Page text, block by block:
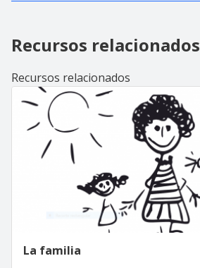
Recursos relacionados
Recursos relacionados
La familia